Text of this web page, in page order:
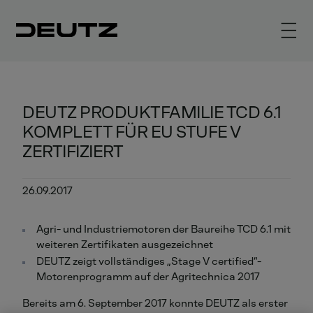
DEUTZ PRODUKTFAMILIE TCD 6.1
KOMPLETT FÜR EU STUFE V
ZERTIFIZIERT
26.09.2017
Agri- und Industriemotoren der Baureihe TCD 6.1 mit
weiteren Zertifikaten ausgezeichnet
DEUTZ zeigt vollständiges „Stage V certified“-
Motorenprogramm auf der Agritechnica 2017
Bereits am 6. September 2017 konnte DEUTZ als erster